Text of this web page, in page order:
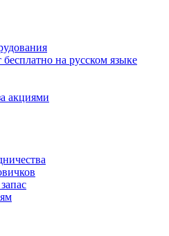
на русском языке
акциями